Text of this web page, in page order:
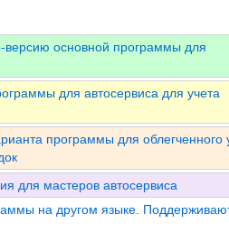
версию основной программы для
для автосервиса для учета
программы для облегченного
для мастеров автосервиса
на другом языке.